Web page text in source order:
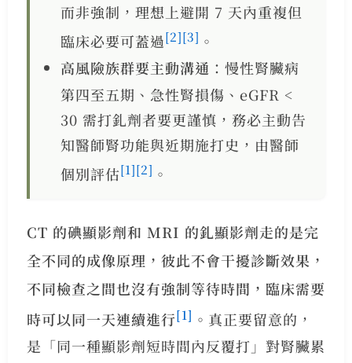
而非強制，理想上避開 7 天內重複但
臨床必要可蓋過[2][3] 。
高風險族群要主動溝通 ：慢性腎臟病
第四至五期、急性腎損傷、eGFR <
30 需打釓劑者要更謹慎，務必主動告
知醫師腎功能與近期施打史，由醫師
個別評估[1][2] 。
CT 的碘顯影劑和 MRI 的釓顯影劑走的是完
全不同的成像原理，彼此不會干擾診斷效果，
不同檢查之間也沒有強制等待時間，臨床需要
時可以同一天連續進行[1] 。 真正要留意的，
是「同一種顯影劑短時間內反覆打」對腎臟累